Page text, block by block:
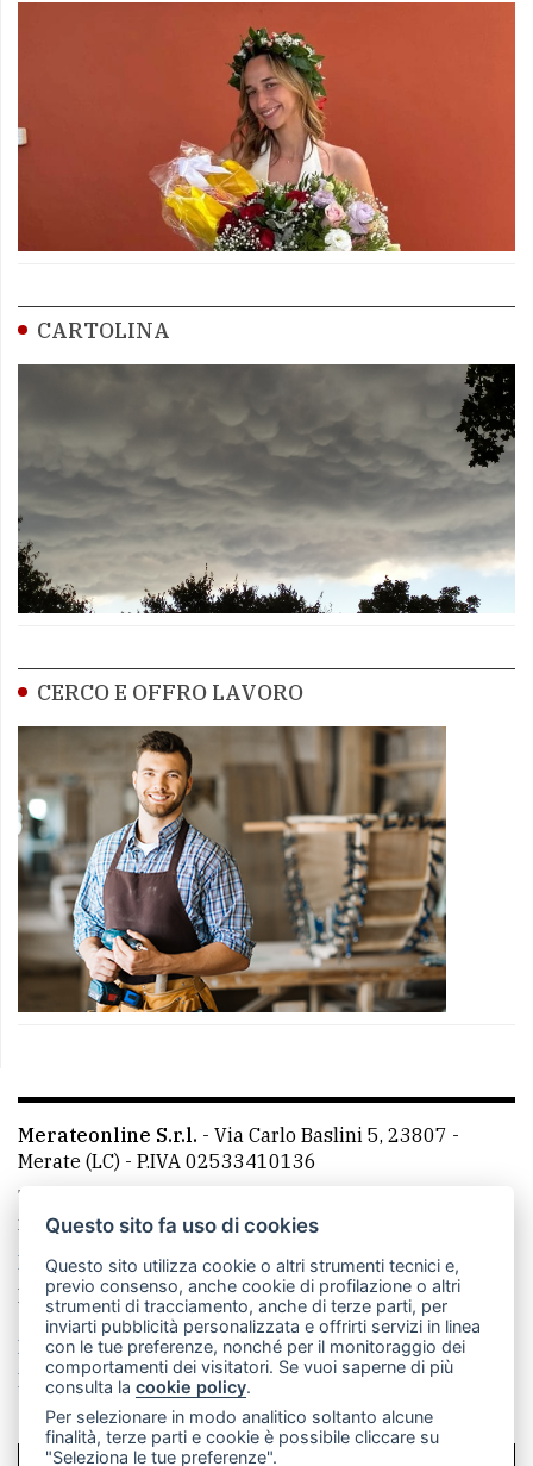
CARTOLINA
CERCO E OFFRO LAVORO
Merateonline S.r.l. - Via Carlo Baslini 5, 23807 -
Merate (LC) - P.IVA 02533410136
Telefono:
mail: redazione@merateonline.it
La redazione
CasateOnline LeccoOnline
RSS
Made by VIP
Privacy policy
Cookie policy
Rivedi le tue scelte sui cookie
Questo sito fa uso di cookies
Questo sito utilizza cookie o altri strumenti tecnici e,
previo consenso, anche cookie di profilazione o altri
strumenti di tracciamento, anche di terze parti, per
inviarti pubblicità personalizzata e offrirti servizi in linea
con le tue preferenze, nonché per il monitoraggio dei
comportamenti dei visitatori. Se vuoi saperne di più
consulta lacookie policy.
Per selezionare in modo analitico soltanto alcune
finalità, terze parti e cookie è possibile cliccare su
"Seleziona le tue preferenze".